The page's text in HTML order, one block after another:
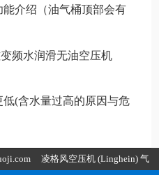
介绍（油气桶顶部会有
频水润滑无油空压机
(含水量过高的原因与危
凌格风空压机 (Linghein) 气